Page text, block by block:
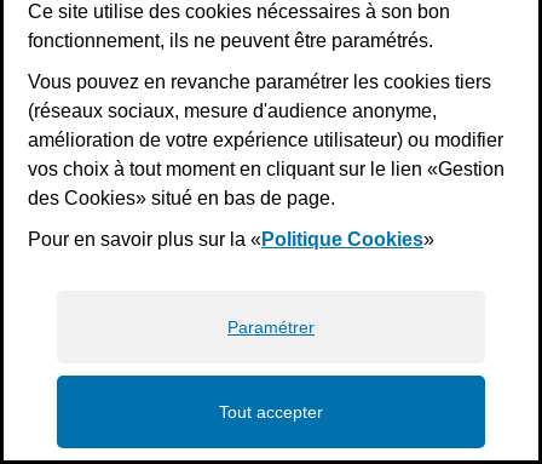
Ce site utilise des cookies nécessaires à son bon
fonctionnement, ils ne peuvent être paramétrés.
Vous pouvez en revanche paramétrer les cookies tiers
(réseaux sociaux, mesure d'audience anonyme,
amélioration de votre expérience utilisateur) ou modifier
vos choix à tout moment en cliquant sur le lien «Gestion
des Cookies» situé en bas de page.
Pour en savoir plus sur la «Politique Cookies»
Paramétrer
Tout accepter